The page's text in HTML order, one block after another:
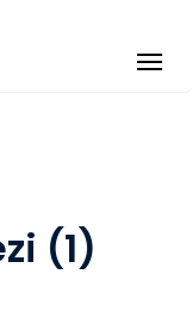
(1)